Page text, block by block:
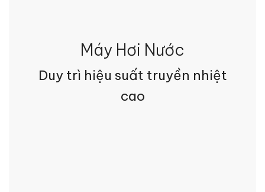
Máy Hơi Nước
Duy trì hiệu suất truyền nhiệt
cao